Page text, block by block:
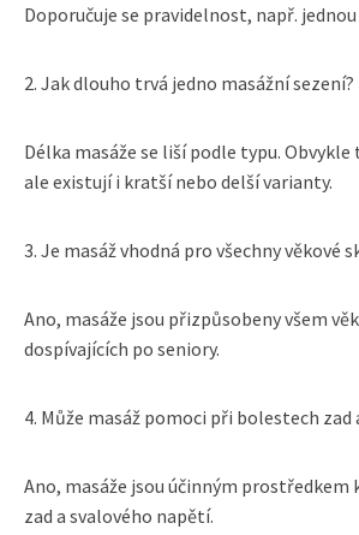
Doporučuje se pravidelnost, např. jednou
2. Jak dlouho trvá jedno masážní sezení?
Délka masáže se liší podle typu.
ale existují i kratší nebo delší varianty.
3. Je masáž vhodná pro všechny věkové
Ano, masáže jsou přizpůsobeny všem
dospívajících po seniory.
4. Může masáž pomoci při bolestech zad
Ano, masáže jsou účinným
zad a svalového napětí.